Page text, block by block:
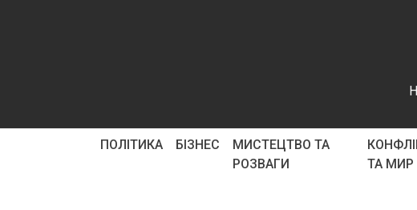
ПОЛІТИКА БІЗНЕС
МИСТЕЦТВО ТА
РОЗВАГИ
ТА МИР